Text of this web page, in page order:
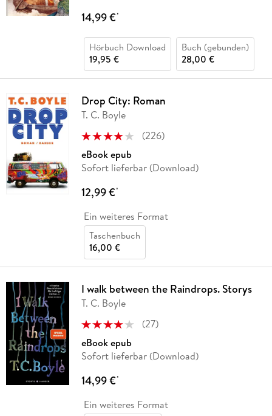
14,99 €*
Hörbuch Download
19,95 €
Buch (gebunden)
28,00 €
Drop City: Roman
T. C. Boyle
(226)
eBook epub
Sofort lieferbar (Download)
12,99 €*
Ein weiteres Format
Taschenbuch
16,00 €
I walk between the Raindrops. Storys
T. C. Boyle
(27)
eBook epub
Sofort lieferbar (Download)
14,99 €*
Ein weiteres Format